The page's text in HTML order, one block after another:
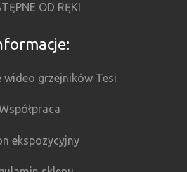
OD RĘKI
wideo grzejników Tesi
ekspozycyjny